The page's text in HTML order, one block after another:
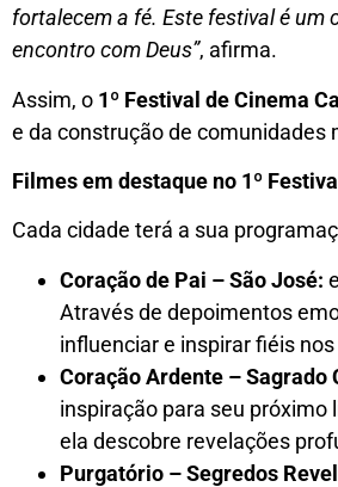
fortalecem a fé. Este festival é um
encontro com Deus”, afirma.
Assim, o 1º Festival de Cinema
e da construção de comunidades
Filmes em destaque no 1º
Cada cidade terá a sua
Coração de Pai – São José:
Através de depoimentos
influenciar e inspirar fiéis
Coração Ardente – Sagrado
inspiração para seu próximo
ela descobre revelações
Purgatório – Segredos